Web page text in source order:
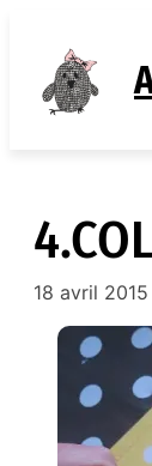
contenu
18 avril 2015